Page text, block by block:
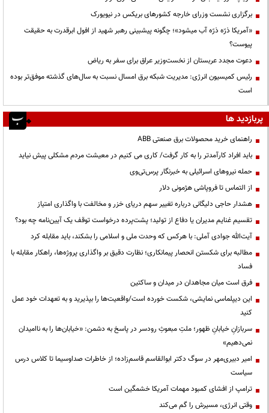
برگزاری نشست وزرای خارجه کشورهای بریکس در نیویورک
«آمریکا ذرّه ذرّه آب میشود»؛ چگونه پیشبینی رهبر شهید از افول ابرقدرت به حقیقت
پیوست؟
دعوت مجدد عربستان از نخست‌وزیر عراق برای سفر به ریاض
رئیس کمیسیون انرژی: مدیریت شبکه برق امسال نسبت به سال‌های گذشته موفق‌تر بوده
است
پربازدید ها
راهنمای خرید محصولات برق صنعتی ABB
باید افراد کارآمدتر را به کار گرفت/ کاری می کنیم در معیشت مردم مشکلی پیش نیاید
حمله نیروهای اسرائیلی به خبرنگار پرس‌تی‌وی
از التماس تا فروپاشی هژمونی دلار
هشدار حاجی دلیگانی درباره تغییر سهم دریای خزر و مخالفت با واگذاری امتیاز
تقسیم غنایم مدیران یا دفاع از تولید؛ پشت‌پرده درخواست توقف یک آیین‌نامه چه بود؟
آیت‌الله جوادی آملی: با هرکس که وحدت ملی و اسلامی را بشکند، باید مقابله کرد
مطالبه برای شکستن انحصار پیمانکاری؛ نظارت دقیق بر واگذاری پروژه‌ها، راهکار مقابله با
فساد
فرق است میان مجاهدان در میدان و ساکتین
این دیپلماسی نمایشی، شکست خورده است/واقعیت‌ها را بپذیرید و به تعهدات خود عمل
کنید
سربازانِ خیابانِ ظهور؛ ملتِ مبعوثِ رودسر در پاسخ به دشمن: «خیابان‌ها را به ناامیدان
نمی‌دهیم»
امیر دبیری‌مهر در سوگ دکتر ابوالقاسم قاسم‌زاده؛ از خاطرات صداوسیما تا کلاس درس
سیاست
ترامپ از افشای کمبود مهمات آمریکا خشمگین است
وقتی انرژی، مسیرش را گم می‌کند